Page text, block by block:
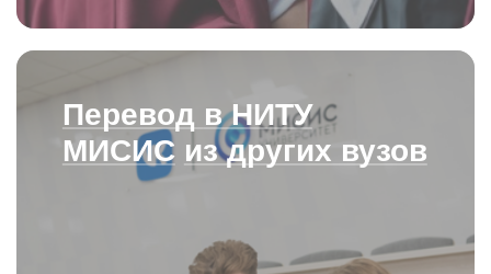
Перевод в НИТУ
МИСИС из других вузов